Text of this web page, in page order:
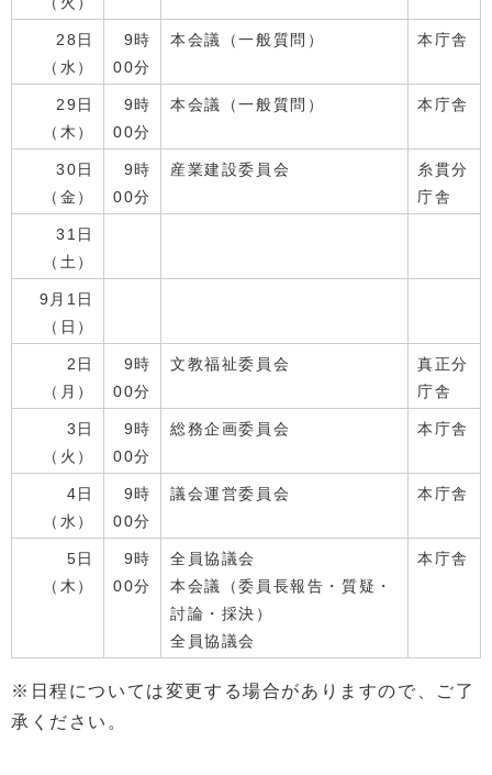
28日
（水）
9時
00分
本会議（一般質問） 本庁舎
29日
（木）
9時
00分
本会議（一般質問） 本庁舎
30日
（金）
9時
00分
産業建設委員会
糸貫分
庁舎
31日
（土）
9月1日
（日）
2日
（月）
9時
00分
文教福祉委員会
真正分
庁舎
3日
（火）
9時
00分
総務企画委員会 本庁舎
4日
（水）
9時
00分
議会運営委員会 本庁舎
5日
（木）
9時
00分
全員協議会
本会議（委員長報告・質疑・
討論・採決）
全員協議会
本庁舎
※日程については変更する場合がありますので、ご了
承ください。